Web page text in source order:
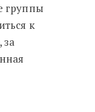
группы
к
за